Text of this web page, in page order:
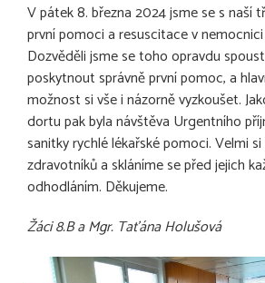
V pátek 8. března 2024 jsme se s naší
první pomoci a resuscitace v
Dozvěděli jsme se toho opravdu
poskytnout správně první pomoc, a
možnost si vše i názorně vyzkoušet.
dortu pak byla návštěva Urgentního
sanitky rychlé lékařské pomoci. Velmi
zdravotníků a skláníme se před jejich
odhodláním. Děkujeme.
Žáci 8.B aMgr. Taťána Holušová